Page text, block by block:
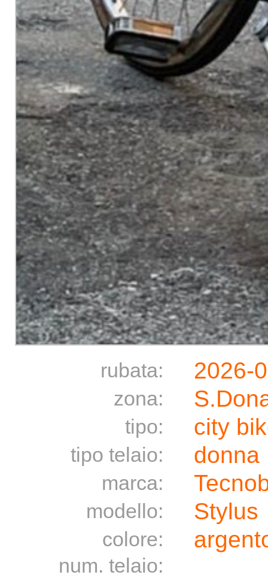
rubata: 2026-
zona:
tipo: city
tipo telaio: donna
marca:
modello: Stylus
colore:
num. telaio: